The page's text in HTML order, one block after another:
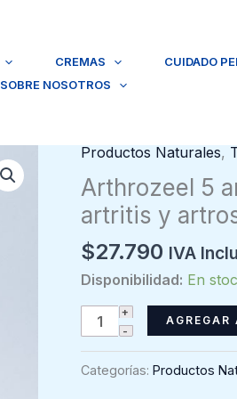
CREMAS
CUIDADO
SOBRE NOSOTROS
Productos Naturales,
Arthrozeel 5
artritis y
$27.790 IVA
Disponibilidad: En
Arthrozeel
5
ampollas
Categorías: Productos